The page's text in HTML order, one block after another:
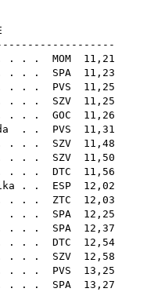
. . . MOM 11,21
. . . SPA 11,23
. . . PVS 11,25
. . . SZV 11,25
. . . GOC 11,26
. . PVS 11,31
. . . SZV 11,48
. . . SZV 11,50
. . . DTC 11,56
. . ESP 12,02
. . . ZTC 12,03
. . . SPA 12,25
. . . SPA 12,37
. . . DTC 12,54
. . . SZV 12,58
. . . PVS 13,25
. . . SPA 13,27